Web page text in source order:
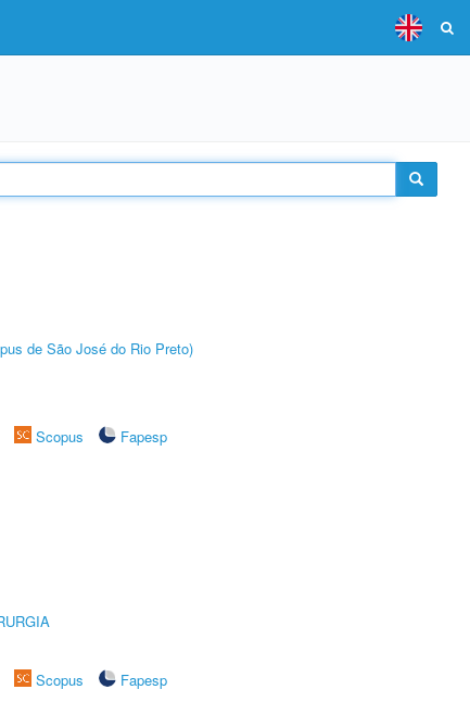
de São José do Rio Preto)
Scopus
Fapesp
Scopus
Fapesp